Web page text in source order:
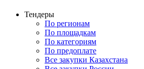
Тендеры
По регионам
По площадкам
По категориям
По предоплате
Все закупки Казахстана